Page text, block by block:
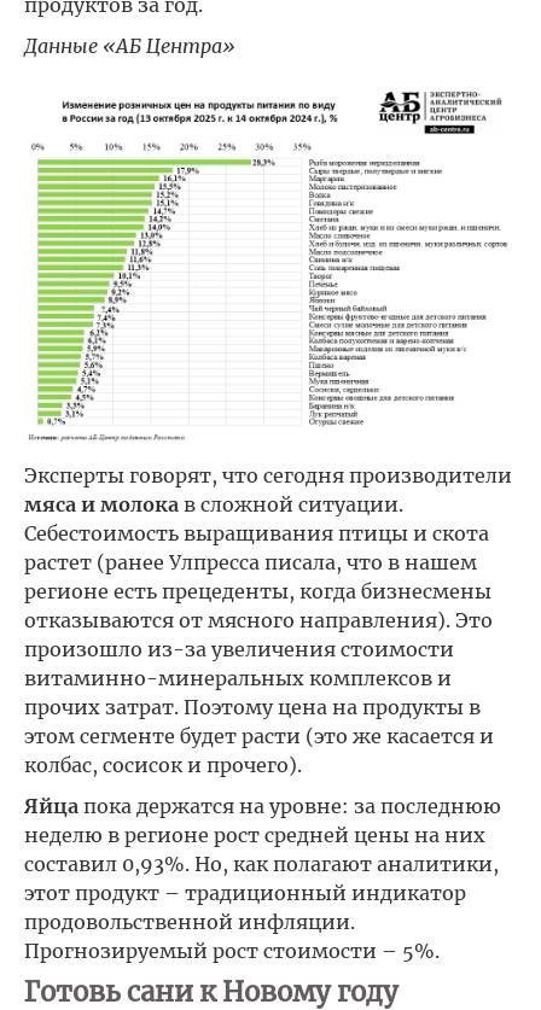
продуктов за год.
Данные «АБ Центра»
Эксперты говорят, что сегодня производители
мяса и молока в сложной ситуации.
Себестоимость выращивания птицы и скота
растет (ранее Улпресса писала, что в нашем
регионе есть прецеденты, когда бизнесмены
отказываются от мясного направления). Это
произошло из-за увеличения стоимости
витаминно-минеральных комплексов и
прочих затрат. Поэтому цена на продукты в
этом сегменте будет расти (это же касается и
колбас, сосисок и прочего).
Яйца пока держатся на уровне: за последнюю
неделю в регионе рост средней цены на них
составил 0,93%. Но, как полагают аналитики,
этот продукт – традиционный индикатор
продовольственной инфляции.
Прогнозируемый рост стоимости – 5%.
Готовь сани к Новому году